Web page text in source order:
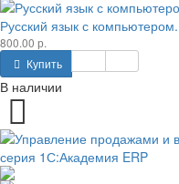
Русский язык с
800.00 р.
Купить
В наличии